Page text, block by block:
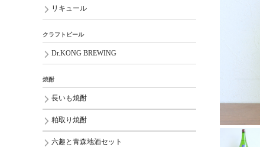
リキュール
クラフトビール
Dr.KONG BREWING
焼酎
長いも焼酎
粕取り焼酎
六趣と青森地酒セット